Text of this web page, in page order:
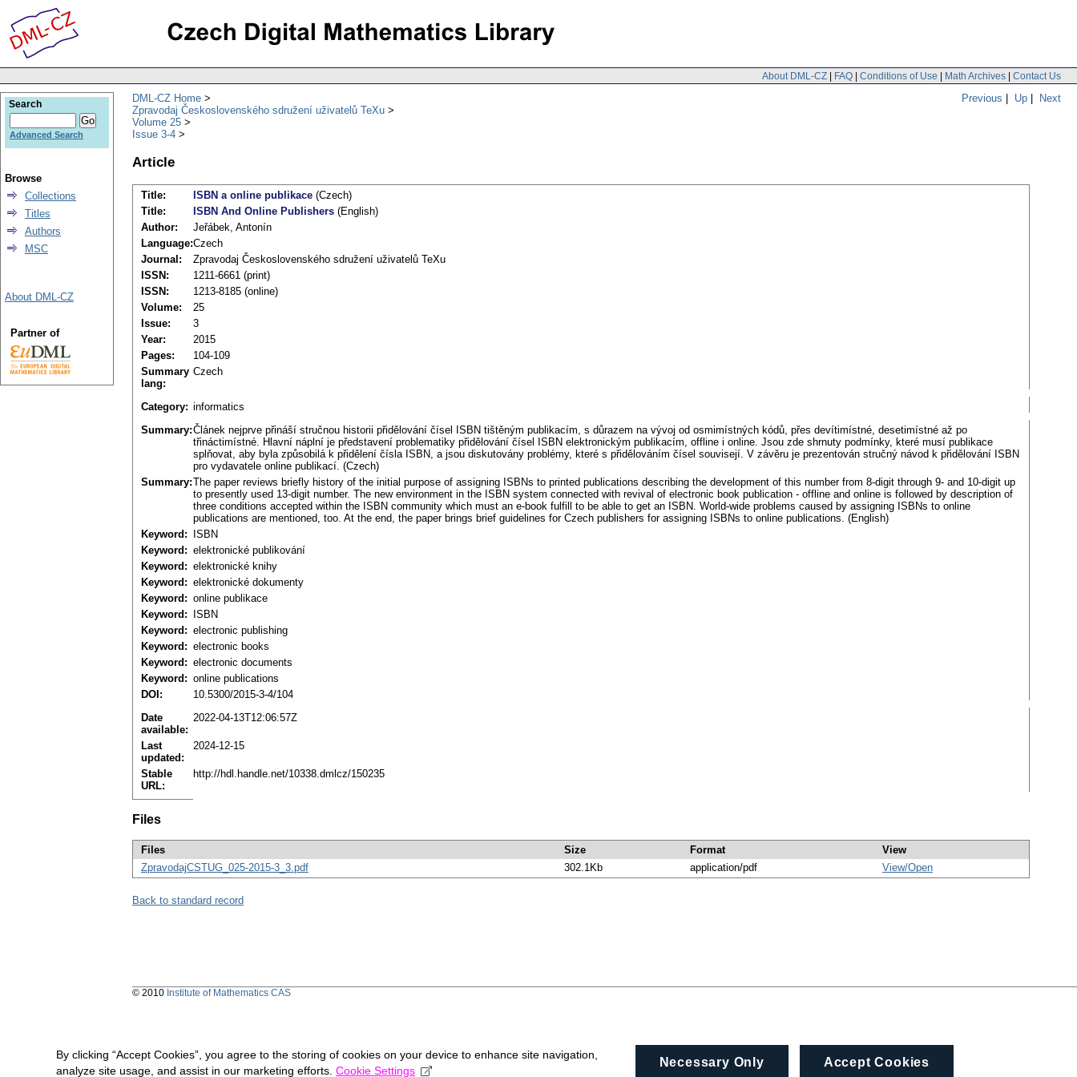
About DML-CZ | FAQ | Conditions of Use | Math Archives | Contact Us
Previous | Up | Next
DML-CZ Home
Zpravodaj Československého sdružení uživatelů TeXu
Volume 25
Issue 3-4
Article
Title: ISBN a online publikace (Czech)
Title:
ISBN And Online Publishers (English)
Author:
Jeřábek, Antonín
Language:Czech
Journal:
Zpravodaj Československého sdružení uživatelů TeXu
ISSN:
1211-6661 (print)
ISSN:
1213-8185 (online)
Volume:
25
Issue:
3
Year:
2015
Pages:
104-109
Summary
lang:
Czech
Category: informatics
Summary:Článek nejprve přináší stručnou historii přidělování čísel ISBN tištěným publikacím, s důrazem na vývoj od osmimístných kódů, přes devítimístné, desetimístné až po
třináctimístné. Hlavní náplní je představení problematiky přidělování čísel ISBN elektronickým publikacím, offline i online. Jsou zde shrnuty podmínky, které musí publikace
splňovat, aby byla způsobilá k přidělení čísla ISBN, a jsou diskutovány problémy, které s přidělováním čísel souvisejí. V závěru je prezentován stručný návod k přidělování ISBN
pro vydavatele online publikací. (Czech)
Summary:The paper reviews briefly history of the initial purpose of assigning ISBNs to printed publications describing the development of this number from 8-digit through 9- and 10-digit up
to presently used 13-digit number. The new environment in the ISBN system connected with revival of electronic book publication - offline and online is followed by description of
three conditions accepted within the ISBN community which must an e-book fulfill to be able to get an ISBN. World-wide problems caused by assigning ISBNs to online
publications are mentioned, too. At the end, the paper brings brief guidelines for Czech publishers for assigning ISBNs to online publications. (English)
Keyword:
ISBN
Keyword: elektronické publikování
Keyword: elektronické knihy
Keyword: elektronické dokumenty
Keyword: online publikace
Keyword:
ISBN
Keyword: electronic publishing
Keyword: electronic books
Keyword: electronic documents
Keyword: online publications
DOI:
10.5300/2015-3-4/104
Date
available:
2022-04-13T12:06:57Z
Last
updated:
2024-12-15
Stable
URL:
http://hdl.handle.net/10338.dmlcz/150235
Files
Files Size Format
View
ZpravodajCSTUG_025-2015-3_3.pdf
302.1Kb application/pdf View/Open
Back to standard record
Search
Advanced Search
Browse
Collections
Titles
Authors
MSC
About DML-CZ
Partner of
© 2010 Institute of Mathematics CAS
By clicking “Accept Cookies”, you agree to the storing of cookies on your device to enhance site navigation,
analyze site usage, and assist in our marketing efforts. Cookie Settings
Necessary Only Accept Cookies